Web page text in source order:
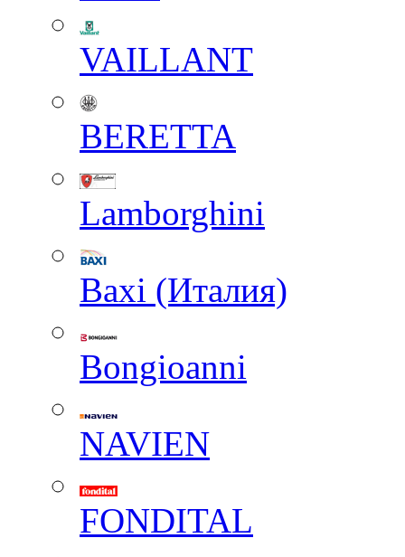
VAILLANT
BERETTA
Lamborghini
Baxi (Италия)
Вongioanni
NAVIEN
FONDITAL